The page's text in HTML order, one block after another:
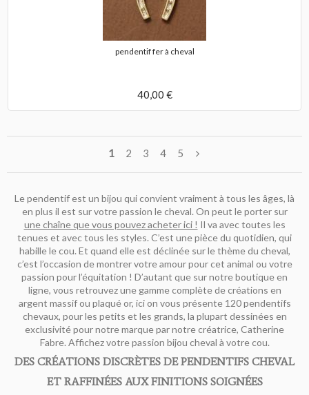
pendentif fer à cheval
40,00 €
1 2 3 4 5
Le pendentif est un bijou qui convient vraiment à tous les âges, là
en plus il est sur votre passion le cheval. On peut le porter sur
une chaîne que vous pouvez acheter ici ! Il va avec toutes les
tenues et avec tous les styles. C’est une pièce du quotidien, qui
habille le cou. Et quand elle est déclinée sur le thème du cheval,
c’est l’occasion de montrer votre amour pour cet animal ou votre
passion pour l’équitation ! D’autant que sur notre boutique en
ligne, vous retrouvez une gamme complète de créations en
argent massif ou plaqué or, ici on vous présente 120 pendentifs
chevaux, pour les petits et les grands, la plupart dessinées en
exclusivité pour notre marque par notre créatrice, Catherine
Fabre. Affichez votre passion bijou cheval à votre cou.
DES CRÉATIONS DISCRÈTES DE PENDENTIFS CHEVAL
ET RAFFINÉES AUX FINITIONS SOIGNÉES